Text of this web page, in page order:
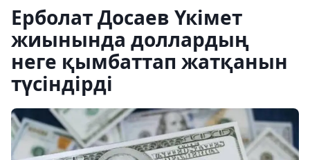
Ерболат Досаев Үкімет
жиынында доллардың
неге қымбаттап жатқанын
түсіндірді